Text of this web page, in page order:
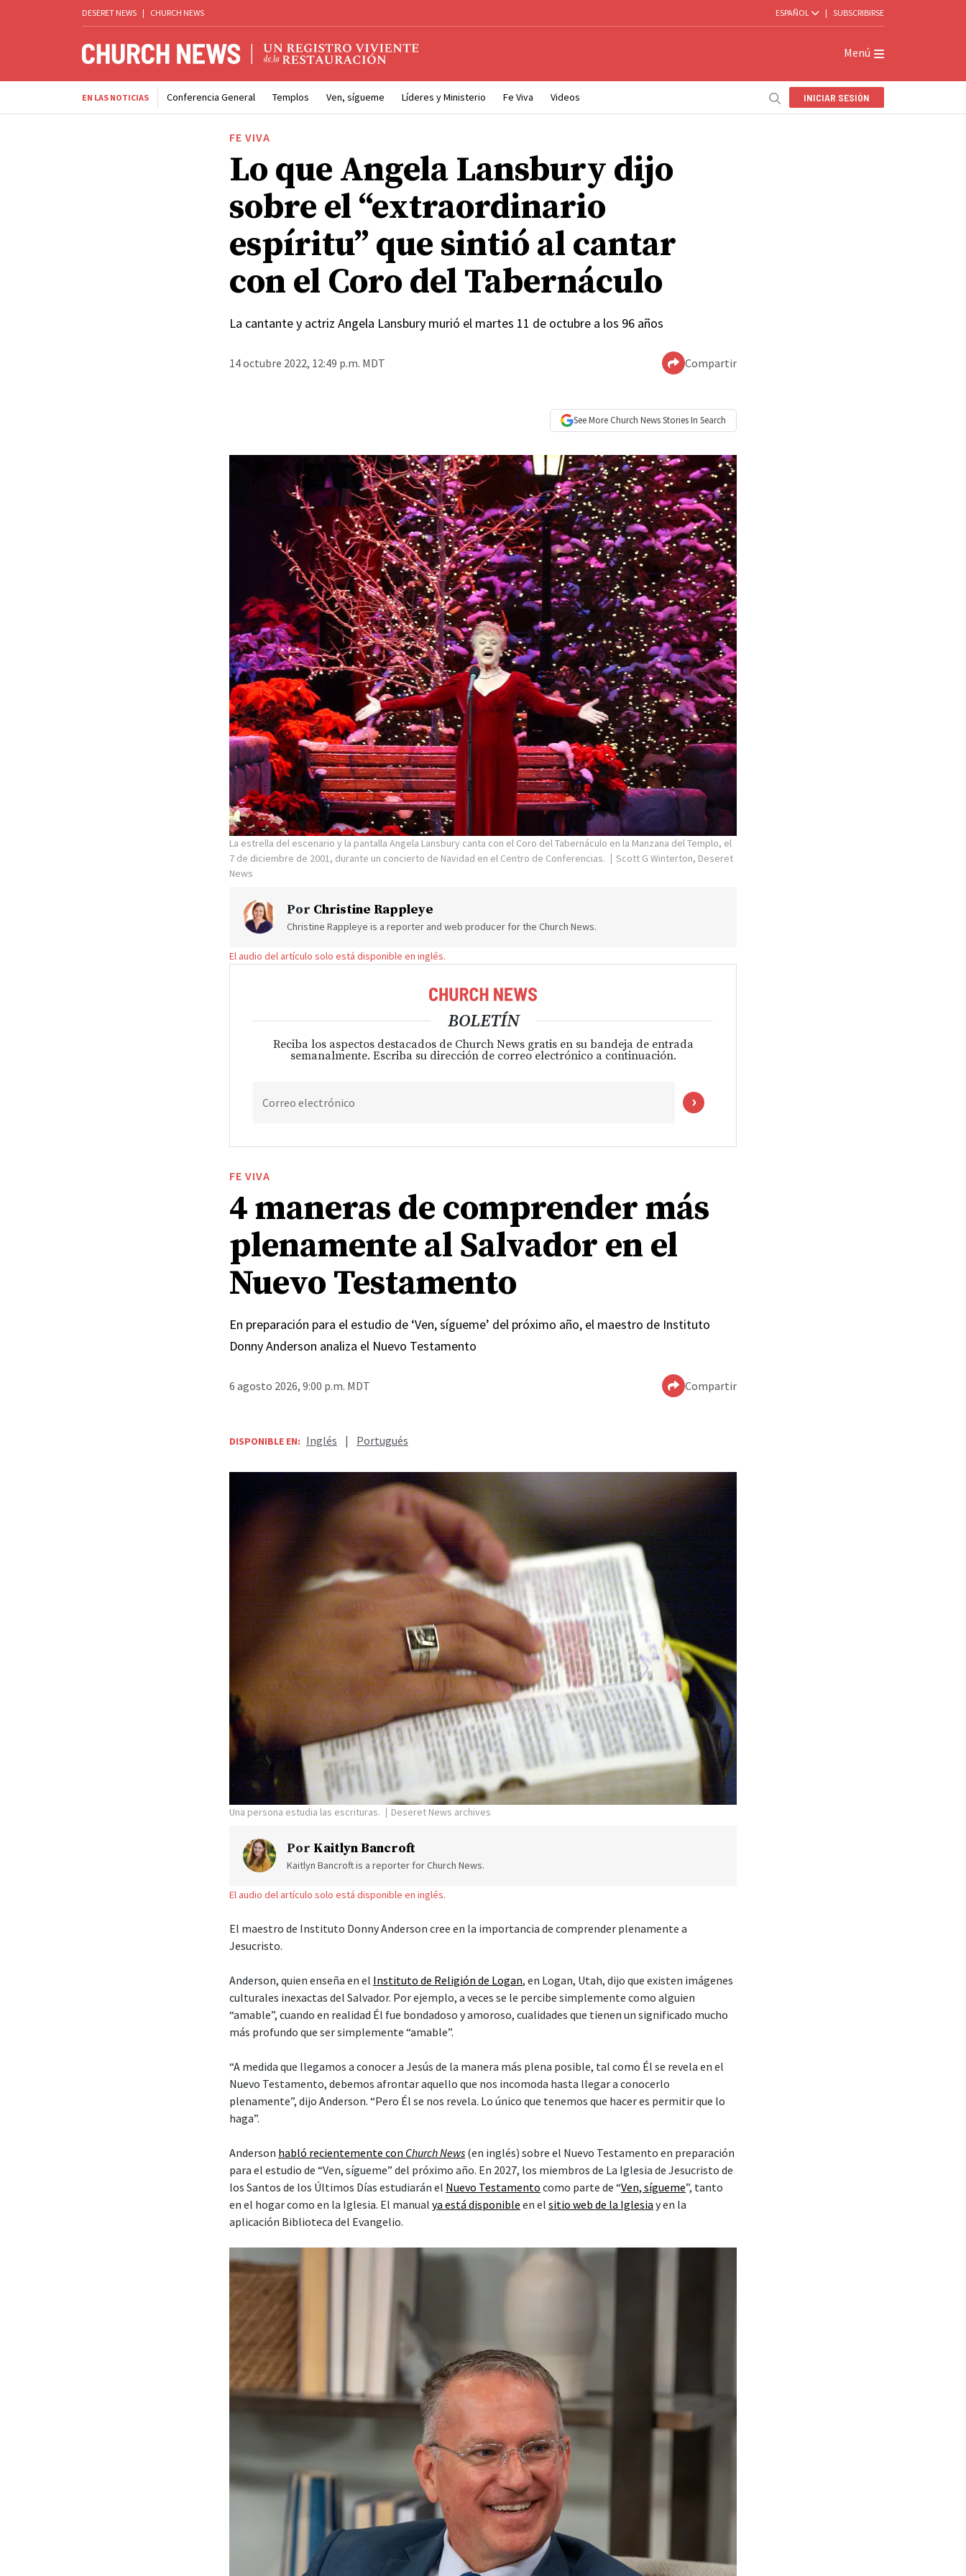
DESERET NEWS | CHURCH NEWS ESPAÑOL | SUBSCRIBIRSE
Menú
EN LAS NOTICIAS Conferencia General Templos Ven, sígueme Líderes y Ministerio Fe Viva Videos INICIAR SESIÓN
FE VIVA
Lo que Angela Lansbury dijo
sobre el “extraordinario
espíritu” que sintió al cantar
con el Coro del Tabernáculo
La cantante y actriz Angela Lansbury murió el martes 11 de octubre a los 96 años
14 octubre 2022, 12:49 p.m. MDT Compartir
See More Church NewsStories In Search
La estrella del escenario y la pantalla Angela Lansbury canta con el Coro del Tabernáculo en la Manzana del Templo, el
7 de diciembre de 2001, durante un concierto de Navidad en el Centro de Conferencias.
Scott G Winterton, Deseret
News
Por Christine Rappleye
Christine Rappleye is a reporter and web producer for the Church News.
El audio del artículo solo está disponible en inglés.
BOLETÍN
Reciba los aspectos destacados de Church News gratis en su bandeja de entrada
semanalmente. Escriba su dirección de correo electrónico a continuación.
Correo electrónico
FE VIVA
4 maneras de comprender más
plenamente al Salvador en el
Nuevo Testamento
En preparación para el estudio de ‘Ven, sígueme’ del próximo año, el maestro de Instituto
Donny Anderson analiza el Nuevo Testamento
6 agosto 2026, 9:00 p.m. MDT Compartir
DISPONIBLE EN: Inglés | Portugués
Una persona estudia las escrituras. Deseret News archives
Por Kaitlyn Bancroft
Kaitlyn Bancroft is a reporter for Church News.
El audio del artículo solo está disponible en inglés.
El maestro de Instituto Donny Anderson cree en la importancia de comprender plenamente a
Jesucristo.
Anderson, quien enseña en el Instituto de Religión de Logan, en Logan, Utah, dijo que existen imágenes
culturales inexactas del Salvador. Por ejemplo, a veces se le percibe simplemente como alguien
“amable”, cuando en realidad Él fue bondadoso y amoroso, cualidades que tienen un significado mucho
más profundo que ser simplemente “amable”.
“A medida que llegamos a conocer a Jesús de la manera más plena posible, tal como Él se revela en el
Nuevo Testamento, debemos afrontar aquello que nos incomoda hasta llegar a conocerlo
plenamente”, dijo Anderson. “Pero Él se nos revela. Lo único que tenemos que hacer es permitir que lo
haga”.
Anderson habló recientemente con Church News (en inglés) sobre el Nuevo Testamento en preparación
para el estudio de “Ven, sígueme” del próximo año. En 2027, los miembros de La Iglesia de Jesucristo de
los Santos de los Últimos Días estudiarán el Nuevo Testamento como parte de “Ven, sígueme”, tanto
en el hogar como en la Iglesia. El manual ya está disponible en el sitio web de la Iglesia y en la
aplicación Biblioteca del Evangelio.